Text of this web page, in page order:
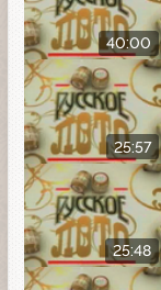
40:00
25:57
25:48